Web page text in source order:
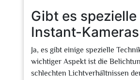
Gibt es
Instant-
Ja, es gibt einige spezielle
wichtiger Aspekt ist die
schlechten Lichtverhältnissen